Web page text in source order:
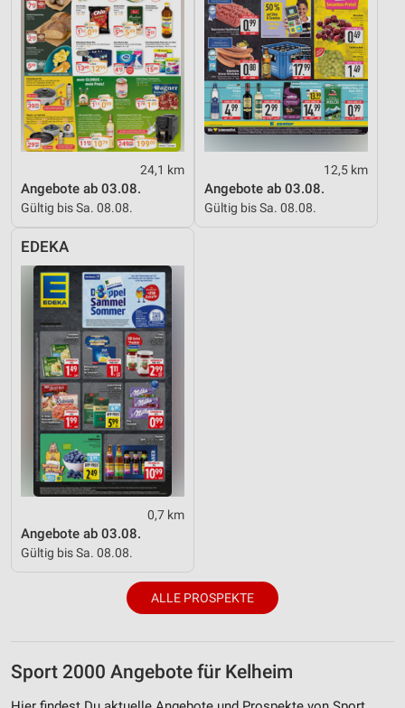
24,1 km
Angebote ab 03.08.
Gültig bis Sa. 08.08.
12,5 km
Angebote ab 03.08.
Gültig bis Sa. 08.08.
EDEKA
0,7 km
Angebote ab 03.08.
Gültig bis Sa. 08.08.
ALLE PROSPEKTE
Sport 2000 Angebote für Kelheim